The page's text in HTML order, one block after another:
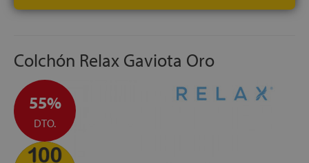
ENVÍO Y MONTAJE: Incluye envío, montaje y retirada
Colchón Relax Gaviota Oro
55%
DTO.